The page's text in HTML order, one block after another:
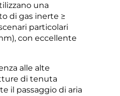
una
di gas inerte ≥
particolari
con eccellente
alle alte
di tenuta
il passaggio di aria